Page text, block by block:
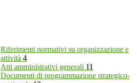
Riferimenti normativi su organizzazione e
attività 4
Atti amministrativi generali 11
Documenti di programmazione strategico-